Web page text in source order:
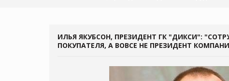
ИЛЬЯ ЯКУБСОН, ПРЕЗИДЕНТ ГК "ДИКСИ":
ПОКУПАТЕЛЯ, А ВОВСЕ НЕ ПРЕЗИДЕНТ